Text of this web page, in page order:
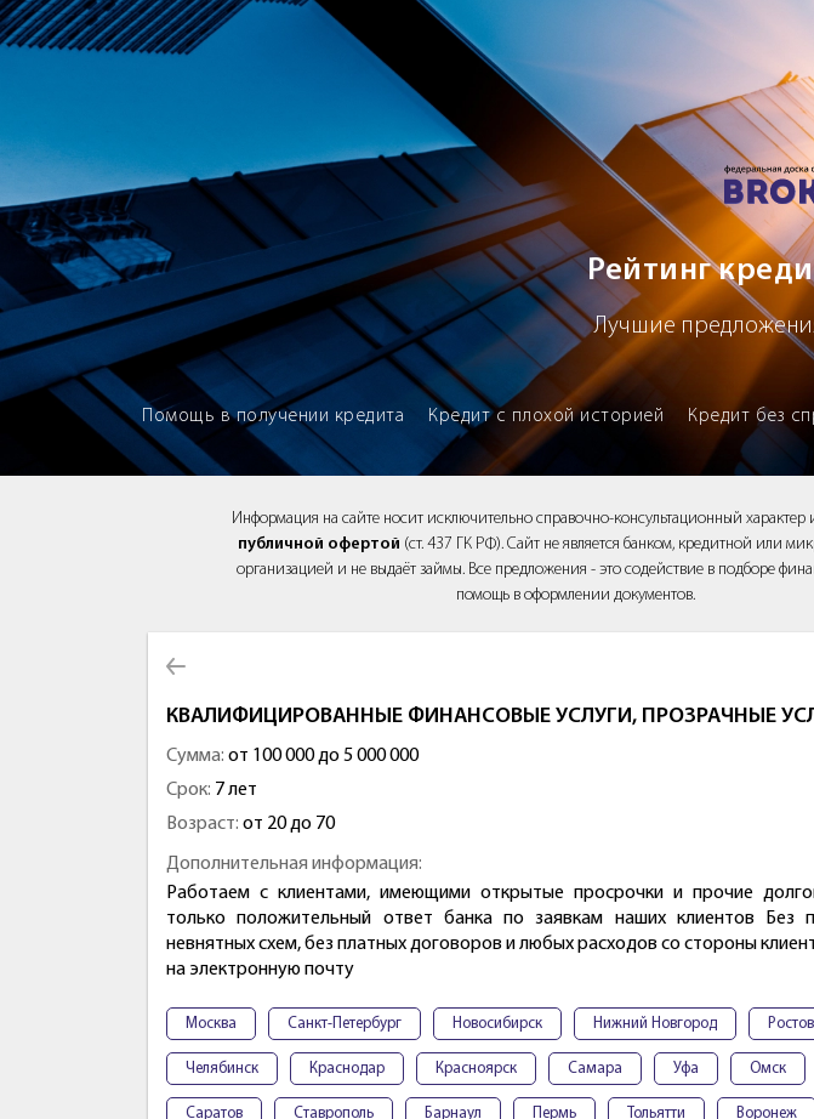
Brokery365 - Рейтинг кредитных брокеров
Рейтинг
Лучшие
Помощь в получении кредита Кредит с плохой историей Кредит без
Информация на сайте носит исключительно справочно-консультационный характер
публичной офертой (ст. 437 ГК РФ). Сайт не является банком, кредитной или
организацией и не выдаёт займы. Все предложения - это содействие в подборе
помощь в оформлении документов.
КВАЛИФИЦИРОВАННЫЕ ФИНАНСОВЫЕ УСЛУГИ, ПРОЗРАЧНЫЕ
Сумма: от 100 000 до 5 000 000
Срок: 7 лет
Возраст: от 20 до 70
Дополнительная информация:
Работаем с клиентами, имеющими открытые просрочки и прочие
только положительный ответ банка по заявкам наших клиентов Без
невнятных схем, без платных договоров и любых расходов со стороны
на электронную почту
Москва Санкт-Петербург Новосибирск Нижний Новгород
Челябинск Краснодар Красноярск Самара Уфа Омск
Саратов Ставрополь Барнаул Пермь Тольятти Воронеж